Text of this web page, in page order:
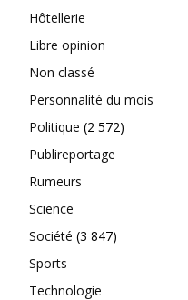
Hôtellerie
Libre opinion
Non classé
Personnalité du mois
Politique (2 572)
Publireportage
Rumeurs
Science
Société (3 847)
Sports
Technologie